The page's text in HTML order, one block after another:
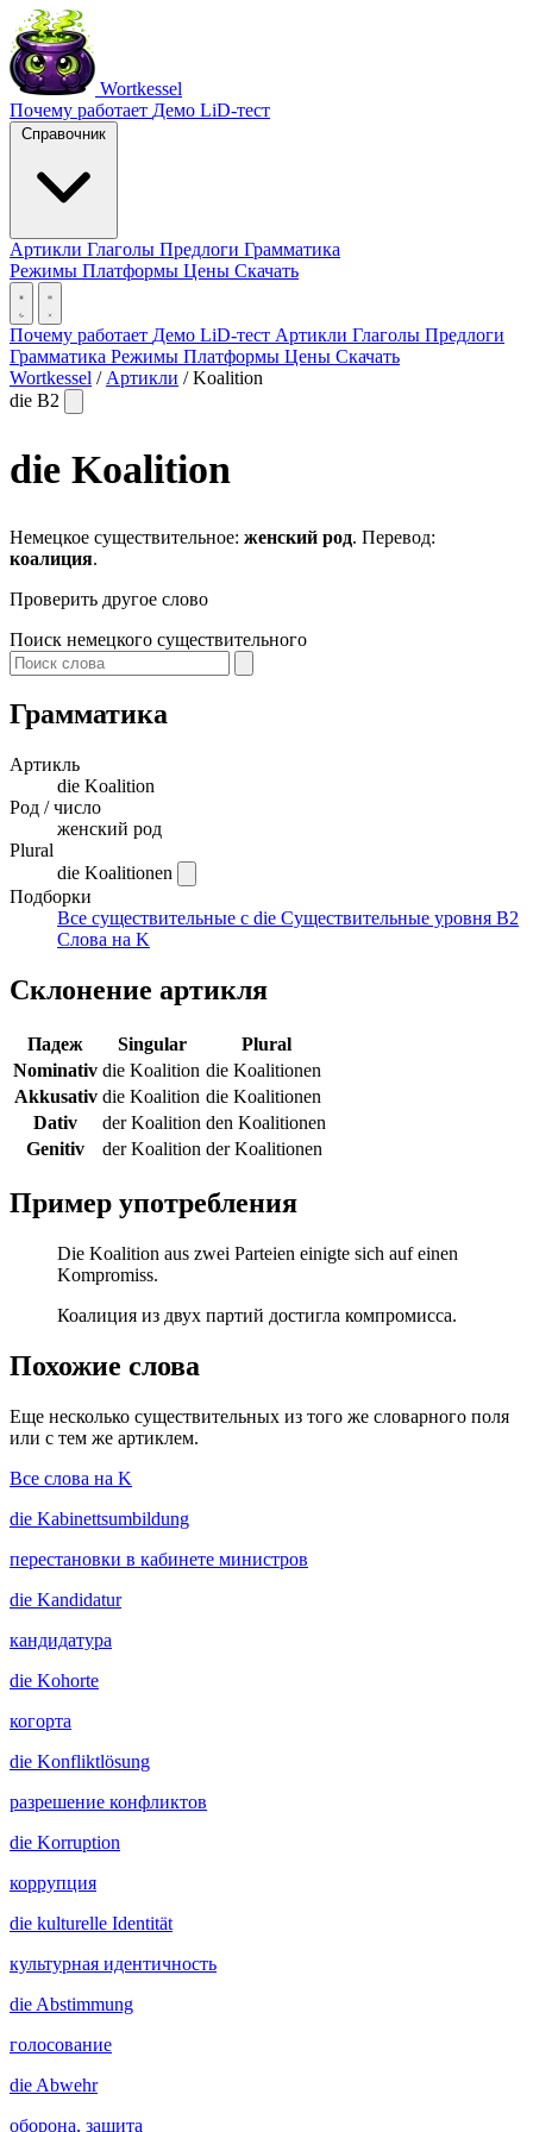
Wortkessel
Почему работает Демо LiD-тест
Справочник
Артикли Глаголы Предлоги Грамматика
Режимы Платформы Цены Скачать
Почему работает Демо LiD-тест Артикли Глаголы Предлоги
Грамматика Режимы Платформы Цены Скачать
Wortkessel / Артикли / Koalition
die B2
die Koalition
Немецкое существительное: женский род. Перевод:
коалиция.
Проверить другое слово
Поиск немецкого существительного
Грамматика
Артикль
die Koalition
Род / число
женский род
Plural
die Koalitionen
Подборки
Все существительные с die Существительные уровня B2
Слова на K
Склонение артикля
Падеж Singular
Plural
Nominativ die Koalition die Koalitionen
Akkusativ die Koalition die Koalitionen
Dativ
der Koalition den Koalitionen
Genitiv
der Koalition der Koalitionen
Пример употребления
Die Koalition aus zwei Parteien einigte sich auf einen
Kompromiss.
Коалиция из двух партий достигла компромисса.
Похожие слова
Еще несколько существительных из того же словарного поля
или с тем же артиклем.
Все слова на K
die Kabinettsumbildung
перестановки в кабинете министров
die Kandidatur
кандидатура
die Kohorte
когорта
die Konfliktlösung
разрешение конфликтов
die Korruption
коррупция
die kulturelle Identität
культурная идентичность
die Abstimmung
голосование
die Abwehr
оборона, защита